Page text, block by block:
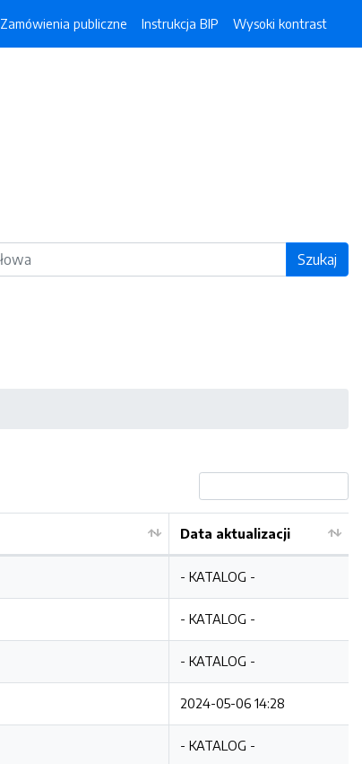
Zamówienia publiczne Instrukcja BIP Wysoki kontrast
Szukaj
Data aktualizacji
- KATALOG -
- KATALOG -
- KATALOG -
2024-05-06 14:28
- KATALOG -